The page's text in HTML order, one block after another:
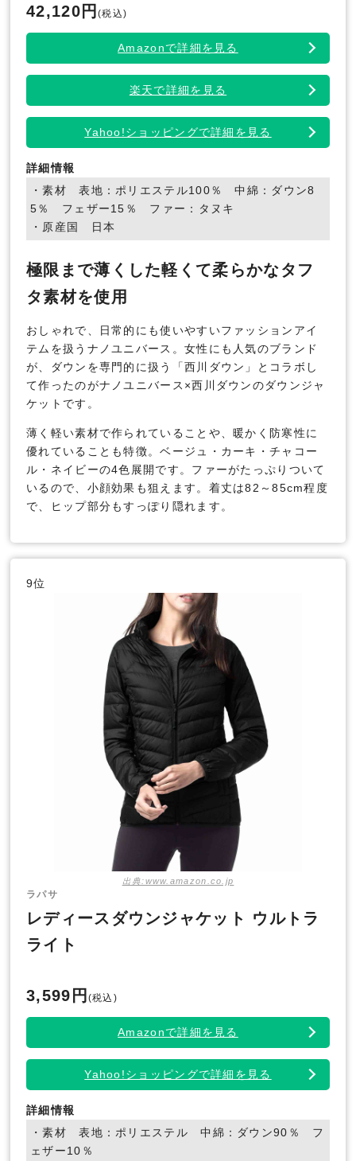
42,120円(税込)
Amazonで詳細を見る
楽天で詳細を見る
Yahoo!ショッピングで詳細を見る
詳細情報
・素材 表地：ポリエステル100％ 中綿：ダウン8
5％ フェザー15％ ファー：タヌキ
・原産国 日本
極限まで薄くした軽くて柔らかなタフ
タ素材を使用
おしゃれで、日常的にも使いやすいファッションアイ
テムを扱うナノユニバース。女性にも人気のブランド
が、ダウンを専門的に扱う「西川ダウン」とコラボし
て作ったのがナノユニバース×西川ダウンのダウンジャ
ケットです。
薄く軽い素材で作られていることや、暖かく防寒性に
優れていることも特徴。ベージュ・カーキ・チャコー
ル・ネイビーの4色展開です。ファーがたっぷりついて
いるので、小顔効果も狙えます。着丈は82～85cm程度
で、ヒップ部分もすっぽり隠れます。
9位
出典:www.amazon.co.jp
ラパサ
レディースダウンジャケット ウルトラ
ライト
3,599円 (税込)
Amazonで詳細を見る
Yahoo!ショッピングで詳細を見る
詳細情報
・素材 表地：ポリエステル 中綿：ダウン90％ フ
ェザー10％